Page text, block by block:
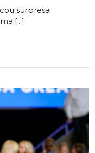
surpresa
[...]